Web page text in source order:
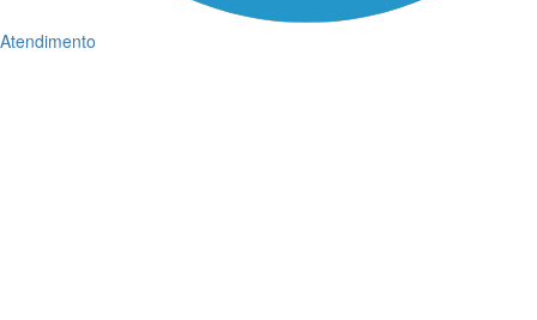
Atendimento